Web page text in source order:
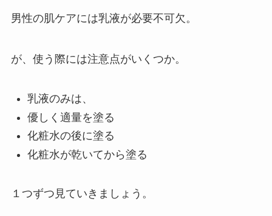
男性の肌ケアには乳液が必要不可欠。
が、 使う際には注意点がいくつか。
乳液のみは、
優しく適量を塗る
化粧水の後に塗る
化粧水が乾いてから塗る
１つずつ見ていきましょう。